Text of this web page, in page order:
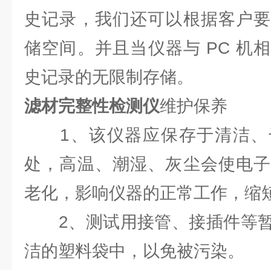
史记录，我们还可以根据客户
储空间。并且当仪器与 PC 机
史记录的无限制存储。
滤材完整性检测仪维护保养
1、该仪器应保存于清洁、
处，高温、潮湿、灰尘会使电
老化，影响仪器的正常工作，缩
2、测试用接管、接插件等
洁的塑料袋中，以免被污染。